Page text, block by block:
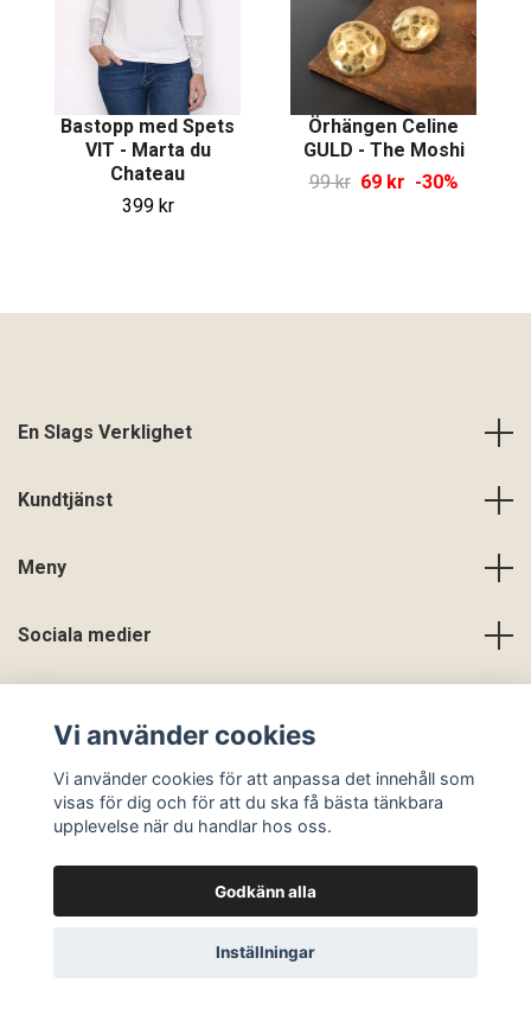
Bastopp med Spets
VIT - Marta du
Chateau
399 kr
Örhängen Celine
GULD - The Moshi
99 kr 69 kr -30%
En Slags Verklighet
Kundtjänst
Meny
Sociala medier
© 2026 En Slags Verklighet
Vi använder cookies
Vi använder cookies för att anpassa det innehåll som
visas för dig och för att du ska få bästa tänkbara
upplevelse när du handlar hos oss.
Godkänn alla
Inställningar